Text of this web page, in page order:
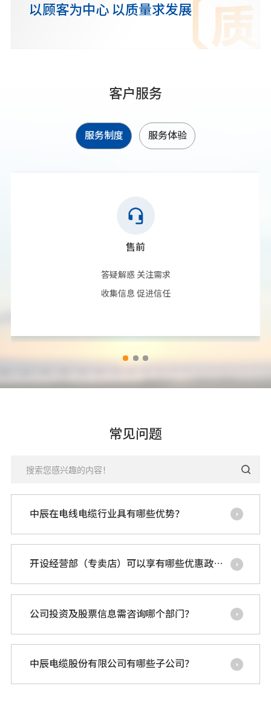
以顾客为中心 以质量求发展
客户服务
服务制度 服务体验
售前
答疑解惑 关注需求
收集信息 促进信任
常见问题
中辰在电线电缆行业具有哪些优势？
开设经营部（专卖店）可以享有哪些优惠政
公司投资及股票信息需咨询哪个部门？
中辰电缆股份有限公司有哪些子公司？